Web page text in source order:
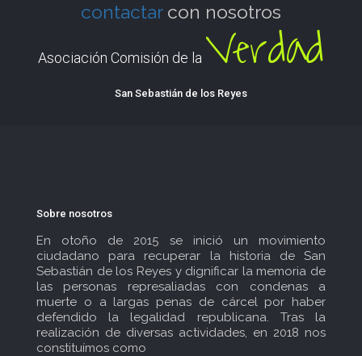
contactarcon nosotros
Asociación Comisión de la Verdad
San Sebastián de los Reyes
Sobre nosotros
En otoño de 2015 se inició un movimiento
ciudadano para recuperar la historia de San
Sebastián de los Reyes y dignificar la memoria de
las personas represaliadas con condenas a
muerte o a largas penas de cárcel por haber
defendido la legalidad republicana. Tras la
realización de diversas actividades, en 2018 nos
constituímos como